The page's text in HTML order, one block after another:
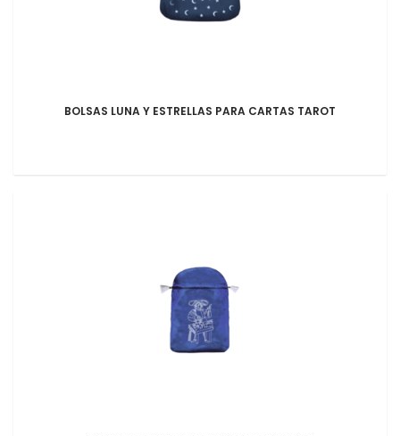
BOLSAS LUNA Y ESTRELLAS PARA CARTAS TAROT